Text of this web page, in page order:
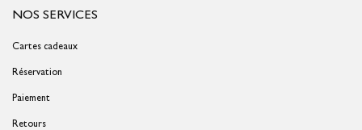
NOS SERVICES
Cartes cadeaux
Réservation
Paiement
Retours